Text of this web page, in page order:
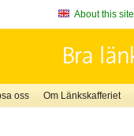
About this site
oss Om Länkskafferiet